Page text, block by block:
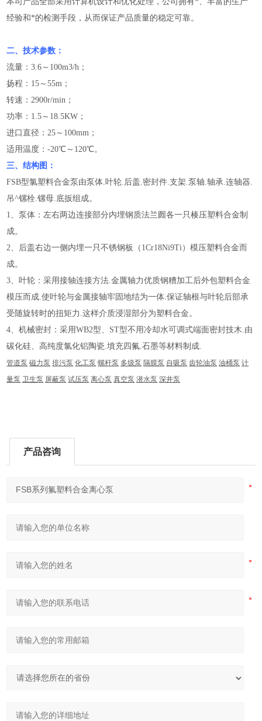
经验和*的检测手段，从而保证产品质量的稳定可靠。
二、技术参数：
流量：3.6～100m3/h；
扬程：15～55m；
转速：2900r/min；
功率：1.5～18.5KW；
进口直径：25～100mm；
适用温度：-20℃～120℃。
三、结构图：
FSB型氯塑料合金泵由泵体.叶轮.后盖.密封件.支架.泵轴.轴承.连轴器.
吊^镙栓.镙母.底扳组成。
1、泵体：左右两边连接部分内埋钢质法兰囫各一只楱压塑料合金制
成。
2、后盖右边一侧内埋一只不锈钢板（1Cr18Ni9Ti）模压塑料合金而
成。
3、叶轮：采用接轴连接方法.金厲轴力优质钢糟加工后外包塑料合金
模压而成.使叶轮与金厲接轴牢固地结为一体.保证轴根与叶轮后部承
受随旋转时的扭矩力.这样介质浸湿部分为塑料合金。
4、机械密封：采用WB2型、ST型不用冷却水可调式端面密封技木.由
碳化硅、高纯度氯化铝陶瓷.墳充四氟.石墨等材料制成.
管道泵 磁力泵 排污泵 化工泵 螺杆泵 多级泵 隔膜泵 自吸泵 齿轮油泵 油桶泵 计
量泵 卫生泵 屏蔽泵 试压泵 离心泵 真空泵 潜水泵 深井泵
产品咨询